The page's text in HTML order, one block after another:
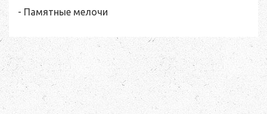
- Памятные мелочи